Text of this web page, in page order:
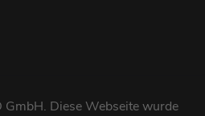
Diese Webseite wurde